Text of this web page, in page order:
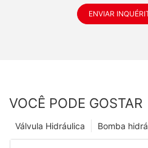
ENVIAR
VOCÊ PODE GOSTAR
Bomba
Válvula Hidráulica